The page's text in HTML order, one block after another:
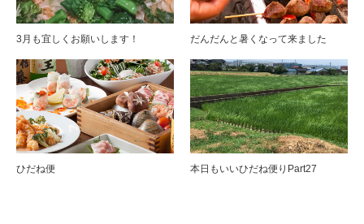
3月も宜しくお願いします！ だんだんと暑くなって来ました
ひだね便 本日もいいひだね便りPart27